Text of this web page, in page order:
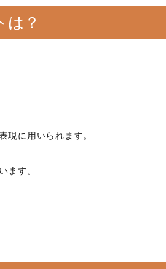
は？
現に用いられます。
ます。